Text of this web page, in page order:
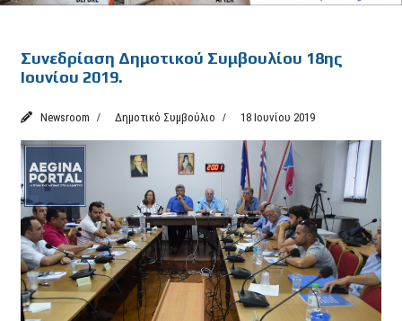
Συνεδρίαση Δημοτικού Συμβουλίου 18ης
Ιουνίου 2019.
Newsroom Δημοτικό Συμβούλιο 18 Ιουνίου 2019